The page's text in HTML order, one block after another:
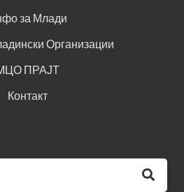
за Млади
Организации
ПРАЈТ
Контакт